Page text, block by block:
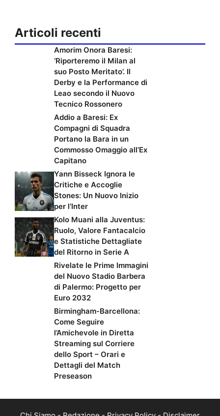
Articoli recenti
Amorim Onora Baresi:
‘Riporteremo il Milan al
suo Posto Meritato’. Il
Derby e la Performance di
Leao secondo il Nuovo
Tecnico Rossonero
Addio a Baresi: Ex
Compagni di Squadra
Portano la Bara in un
Commosso Omaggio all’Ex
Capitano
Yann Bisseck Ignora le
Critiche e Accoglie
Stones: Un Nuovo Inizio
per l’Inter
Kolo Muani alla Juventus:
Ruolo, Valore Fantacalcio
e Statistiche Dettagliate
del Ritorno in Serie A
Rivelate le Prime Immagini
del Nuovo Stadio Barbera
di Palermo: Progetto per
Euro 2032
Birmingham-Barcellona:
Come Seguire
l’Amichevole in Diretta
Streaming sul Corriere
dello Sport – Orari e
Dettagli del Match
Preseason